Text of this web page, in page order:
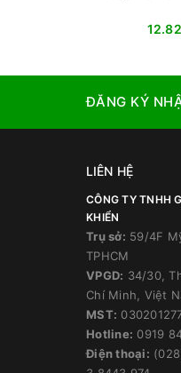
ĐĂNG KÝ
LIÊN HỆ
CÔNG TY TNHH
KHIỂN
Trụ sở: 59/4F
TPHCM
VPGD: 34/30,
Chí Minh, Việt
MST:
Hotline: 0919
Điện thoại: